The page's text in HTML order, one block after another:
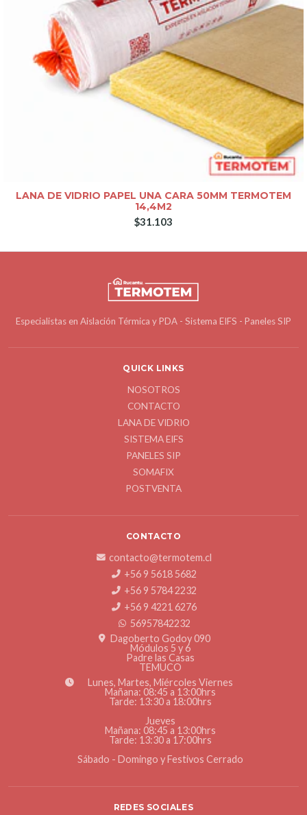
LANA DE VIDRIO PAPEL UNA CARA 50MM TERMOTEM
14,4M2
$31.103
Especialistas en Aislación Térmica y PDA - Sistema EIFS - Paneles SIP
QUICK LINKS
NOSOTROS
CONTACTO
LANA DE VIDRIO
SISTEMA EIFS
PANELES SIP
SOMAFIX
POSTVENTA
CONTACTO
contacto@termotem.cl
+56 9 5618 5682
+56 9 5784 2232
+56 9 4221 6276
56957842232
Dagoberto Godoy 090
Módulos 5 y 6
Padre las Casas
TEMUCO
Lunes, Martes, Miércoles Viernes
Mañana: 08:45 a 13:00hrs
Tarde: 13:30 a 18:00hrs
Jueves
Mañana: 08:45 a 13:00hrs
Tarde: 13:30 a 17:00hrs
Sábado - Domingo y Festivos Cerrado
REDES SOCIALES